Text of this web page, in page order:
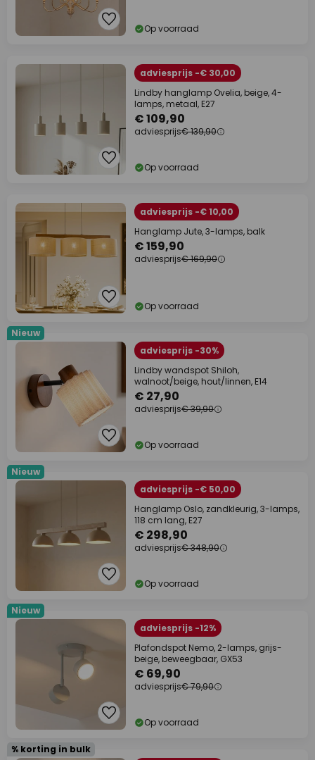
Op voorraad
adviesprijs -€ 30,00
Lindby hanglamp Ovelia, beige, 4-
lamps, metaal, E27
€ 109,90
adviesprijs€ 139,90
Op voorraad
adviesprijs -€ 10,00
Hanglamp Jute, 3-lamps, balk
€ 159,90
adviesprijs€ 169,90
Op voorraad
Nieuw
adviesprijs -30%
Lindby wandspot Shiloh,
walnoot/beige, hout/linnen, E14
€ 27,90
adviesprijs€ 39,90
Op voorraad
Nieuw
adviesprijs -€ 50,00
Hanglamp Oslo, zandkleurig, 3-lamps,
118 cm lang, E27
€ 298,90
adviesprijs€ 348,90
Op voorraad
Nieuw
adviesprijs -12%
Plafondspot Nemo, 2-lamps, grijs-
beige, beweegbaar, GX53
€ 69,90
adviesprijs€ 79,90
Op voorraad
% korting in bulk